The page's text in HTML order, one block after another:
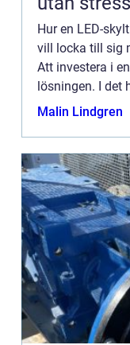
Hur en LED-
vill locka till sig
Att investera i
lösningen. I det
LED-skyltar
Malin Lindgren